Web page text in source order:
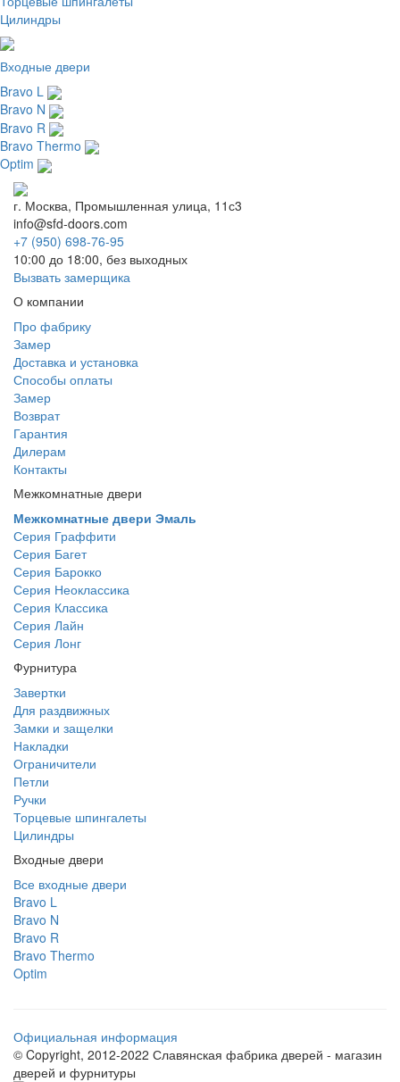
Цилиндры
Входные двери
Bravo L
Bravo N
Bravo R
Bravo Thermo
Optim
г. Москва, Промышленная улица, 11с3
info@sfd-doors.com
+7 (950) 698-76-95
10:00 до 18:00, без выходных
Вызвать замерщика
О компании
Про фабрику
Замер
Доставка и установка
Способы оплаты
Замер
Возврат
Гарантия
Дилерам
Контакты
Межкомнатные двери
Межкомнатные двери Эмаль
Серия Граффити
Серия Багет
Серия Барокко
Серия Неоклассика
Серия Классика
Серия Лайн
Серия Лонг
Фурнитура
Завертки
Для раздвижных
Замки и защелки
Накладки
Ограничители
Петли
Ручки
Торцевые шпингалеты
Цилиндры
Входные двери
Все входные двери
Bravo L
Bravo N
Bravo R
Bravo Thermo
Optim
Официальная информация
© Copyright, 2012-2022 Славянская фабрика дверей - магазин
дверей и фурнитуры